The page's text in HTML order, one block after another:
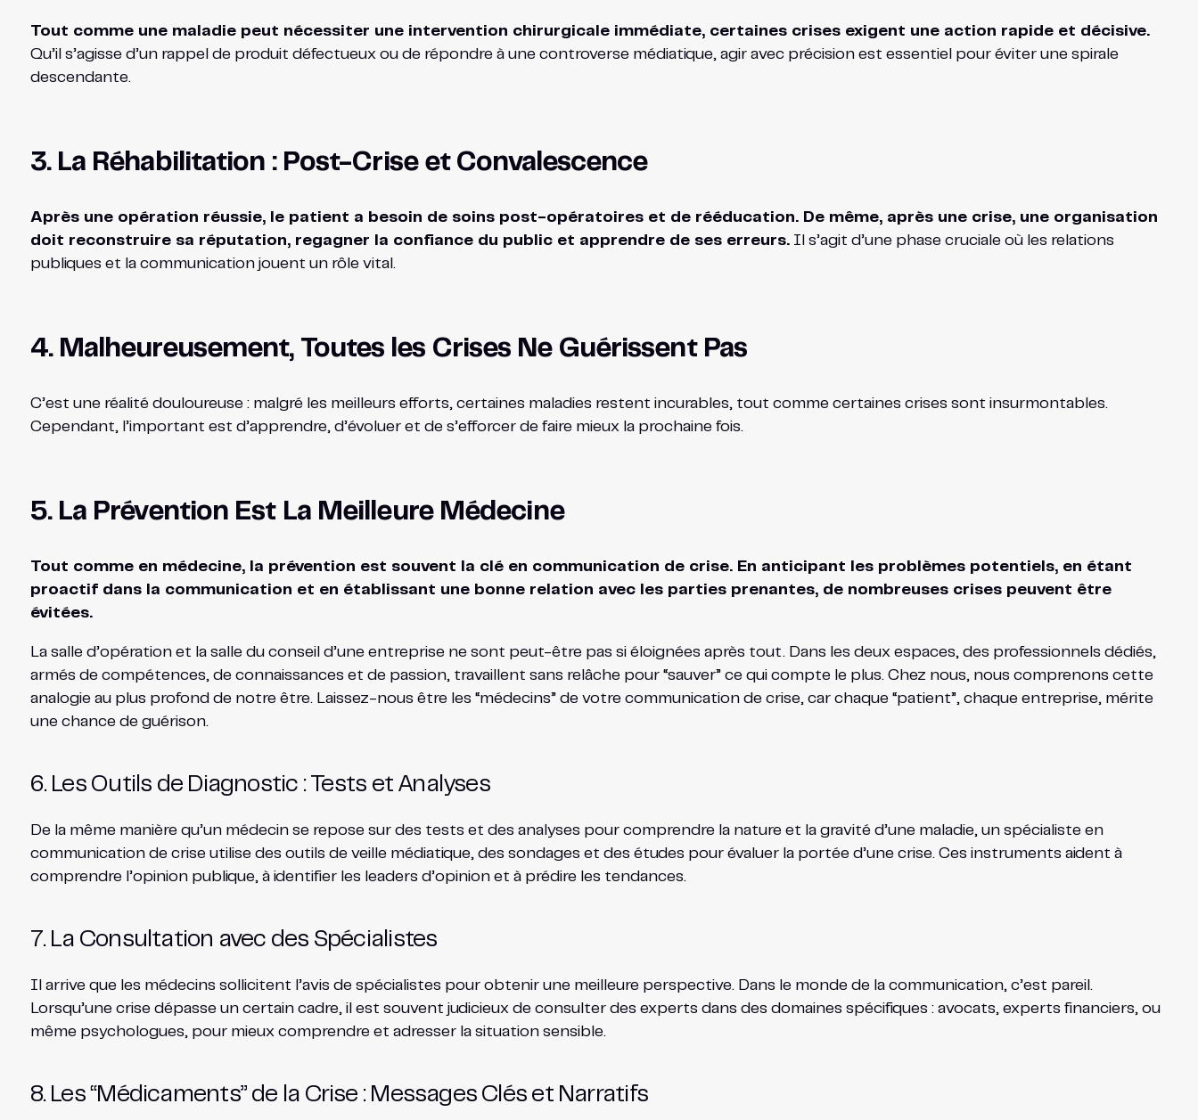
Tout comme une maladie peut nécessiter une intervention chirurgicale immédiate, certaines crises exigent une action rapide et décisive.
Qu’il s’agisse d’un rappel de produit défectueux ou de répondre à une controverse médiatique, agir avec précision est essentiel pour éviter une spirale
descendante.
3. La Réhabilitation : Post-Crise et Convalescence
Après une opération réussie, le patient a besoin de soins post-opératoires et de rééducation. De même, après une crise, une organisation
doit reconstruire sa réputation, regagner la confiance du public et apprendre de ses erreurs.Il s’agit d’une phase cruciale où les relations
publiques et la communication jouent un rôle vital.
4. Malheureusement, Toutes les Crises Ne Guérissent Pas
C’est une réalité douloureuse : malgré les meilleurs efforts, certaines maladies restent incurables, tout comme certaines crises sont insurmontables.
Cependant, l’important est d’apprendre, d’évoluer et de s’efforcer de faire mieux la prochaine fois.
5. La Prévention Est La Meilleure Médecine
Tout comme en médecine, la prévention est souvent la clé en communication de crise. En anticipant les problèmes potentiels, en étant
proactif dans la communication et en établissant une bonne relation avec les parties prenantes, de nombreuses crises peuvent être
évitées.
La salle d’opération et la salle du conseil d’une entreprise ne sont peut-être pas si éloignées après tout. Dans les deux espaces, des professionnels dédiés,
armés de compétences, de connaissances et de passion, travaillent sans relâche pour “sauver” ce qui compte le plus. Chez nous, nous comprenons cette
analogie au plus profond de notre être. Laissez-nous être les “médecins” de votre communication de crise, car chaque “patient”, chaque entreprise, mérite
une chance de guérison.
6. Les Outils de Diagnostic : Tests et Analyses
De la même manière qu’un médecin se repose sur des tests et des analyses pour comprendre la nature et la gravité d’une maladie, un spécialiste en
communication de crise utilise des outils de veille médiatique, des sondages et des études pour évaluer la portée d’une crise. Ces instruments aident à
comprendre l’opinion publique, à identifier les leaders d’opinion et à prédire les tendances.
7. La Consultation avec des Spécialistes
Il arrive que les médecins sollicitent l’avis de spécialistes pour obtenir une meilleure perspective. Dans le monde de la communication, c’est pareil.
Lorsqu’une crise dépasse un certain cadre, il est souvent judicieux de consulter des experts dans des domaines spécifiques : avocats, experts financiers, ou
même psychologues, pour mieux comprendre et adresser la situation sensible.
8. Les “Médicaments” de la Crise : Messages Clés et Narratifs